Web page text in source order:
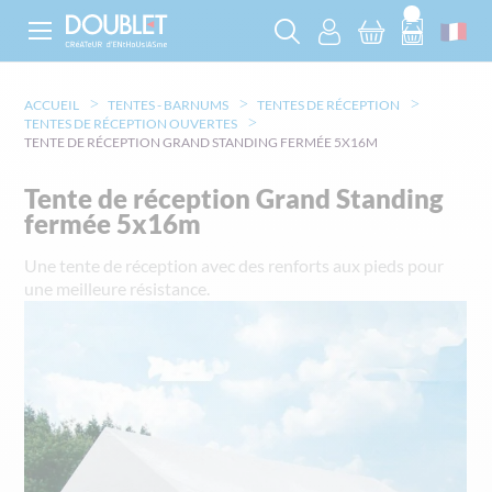
ACCUEIL TENTES - BARNUMS
TENTES DE RÉCEPTION
TENTES DE RÉCEPTION OUVERTES
TENTE DE RÉCEPTION GRAND STANDING FERMÉE 5X16M
Tente de réception Grand Standing
fermée 5x16m
Une tente de réception avec des renforts aux pieds pour
une meilleure résistance.
the
images
gallery